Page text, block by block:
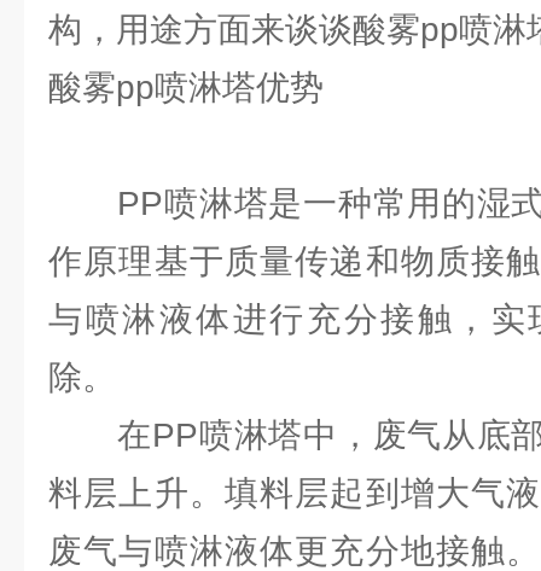
构，用途方面来谈谈酸雾pp喷淋
酸雾pp喷淋塔优势
PP喷淋塔是一种常用的湿式
作原理基于质量传递和物质接
与喷淋液体进行充分接触，实
除。
在PP喷淋塔中，废气从底部
料层上升。填料层起到增大气
废气与喷淋液体更充分地接触